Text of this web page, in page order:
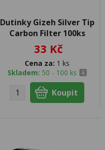
Dutinky Gizeh Silver Tip
Carbon Filter 100ks
33 Kč
Cena za: 1 ks
Skladem: 50 - 100 ks